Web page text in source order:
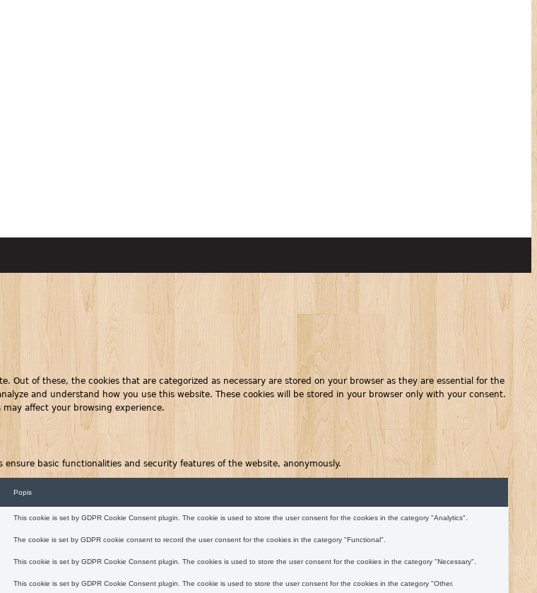
Out of these, the cookies that are categorized as necessary are stored on your browser as they are essential for the
and understand how you use this website. These cookies will be stored in your browser only with your consent.
affect your browsing experience.
basic functionalities and security features of the website, anonymously.
Popis
This cookie is set by GDPR Cookie Consent plugin. The cookie is used to store the user consent for the cookies in the category "Analytics".
The cookie is set by GDPR cookie consent to record the user consent for the cookies in the category "Functional".
This cookie is set by GDPR Cookie Consent plugin. The cookies is used to store the user consent for the cookies in the category "Necessary".
This cookie is set by GDPR Cookie Consent plugin. The cookie is used to store the user consent for the cookies in the category "Other.